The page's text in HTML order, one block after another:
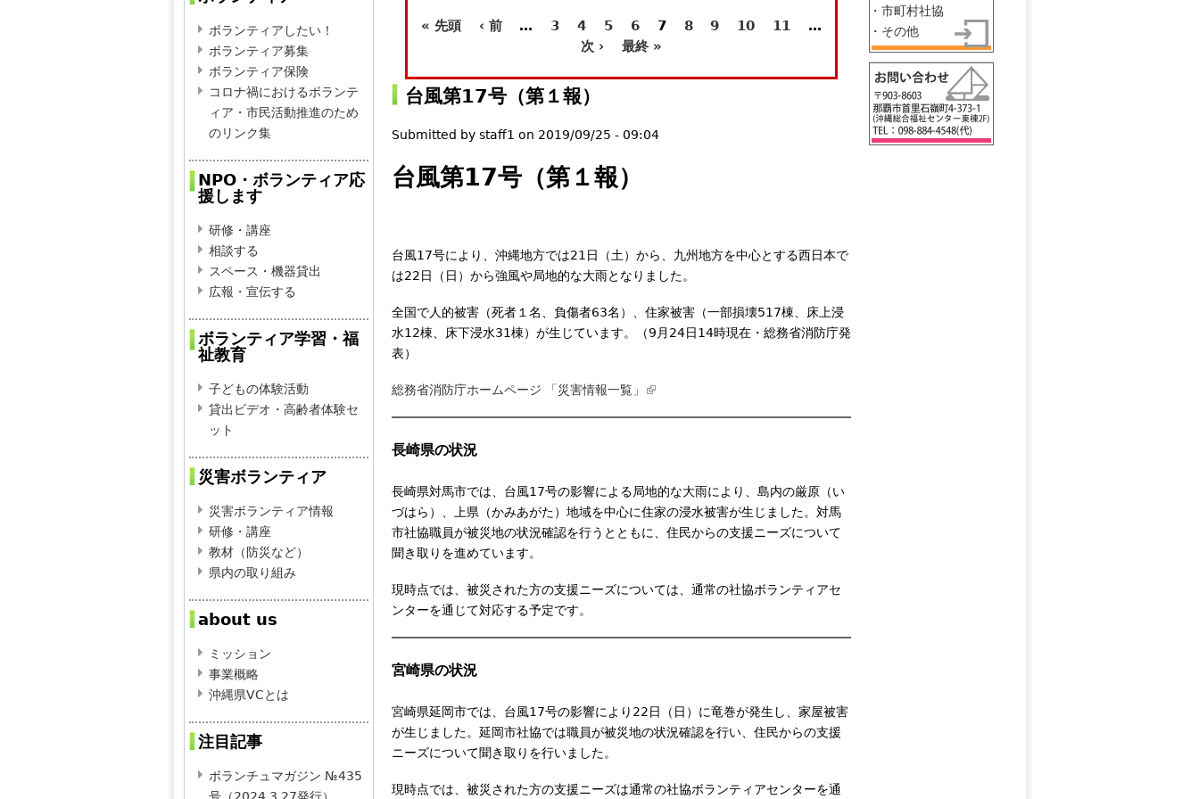
ペ
ジ
« 先頭 ‹ 前 … 3 4 5 6 7 8 9 10 11
…
次 ›
最終 »
台風第17号（第１報）
Submitted by staff1 on 2019/09/25 - 09:04
台風第17号（第１報）
台風17号により、沖縄地方では21日（土）から、九州地方を中心とする西日本で
は22日（日）から強風や局地的な大雨となりました。
全国で人的被害（死者１名、負傷者63名）、住家被害（一部損壊517棟、床上浸
水12棟、床下浸水31棟）が生じています。（9月24日14時現在・総務省消防庁発
表）
総務省消防庁ホームページ 「災害情報一覧」
(
i
s
e
e
n
長崎県の状況
長崎県対馬市では、台風17号の影響による局地的な大雨により、島内の厳原（い
づはら）、上県（かみあがた）地域を中心に住家の浸水被害が生じました。対馬
市社協職員が被災地の状況確認を行うとともに、住民からの支援ニーズについて
聞き取りを進めています。
現時点では、被災された方の支援ニーズについては、通常の社協ボランティアセ
ンターを通じて対応する予定です。
宮崎県の状況
宮崎県延岡市では、台風17号の影響により22日（日）に竜巻が発生し、家屋被害
が生じました。延岡市社協では職員が被災地の状況確認を行い、住民からの支援
ニーズについて聞き取りを行いました。
現時点では、被災された方の支援ニーズは通常の社協ボランティアセンターを通
ボランティアしたい！
ボランティア募集
ボランティア保険
コロナ禍におけるボランテ
ィア・市民活動推進のため
のリンク集
NPO・ボランティア応
援します
研修・講座
相談する
スペース・機器貸出
広報・宣伝する
ボランティア学習・福
祉教育
子どもの体験活動
貸出ビデオ・高齢者体験セ
ット
災害ボランティア
災害ボランティア情報
研修・講座
教材（防災など）
県内の取り組み
about us
ミッション
事業概略
沖縄県VCとは
注目記事
ボランチュマガジン №435
号（2024.3.27発行）
・市町村社協
・その他